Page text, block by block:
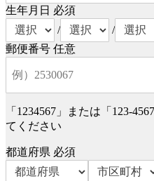
生年月日 必須
/
/
郵便番号 任意
「1234567」または「123-
てください
都道府県 必須